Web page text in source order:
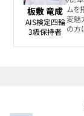
板敷 竜成
AIS検定四輪
3級保持者
ムを
変魅
の方